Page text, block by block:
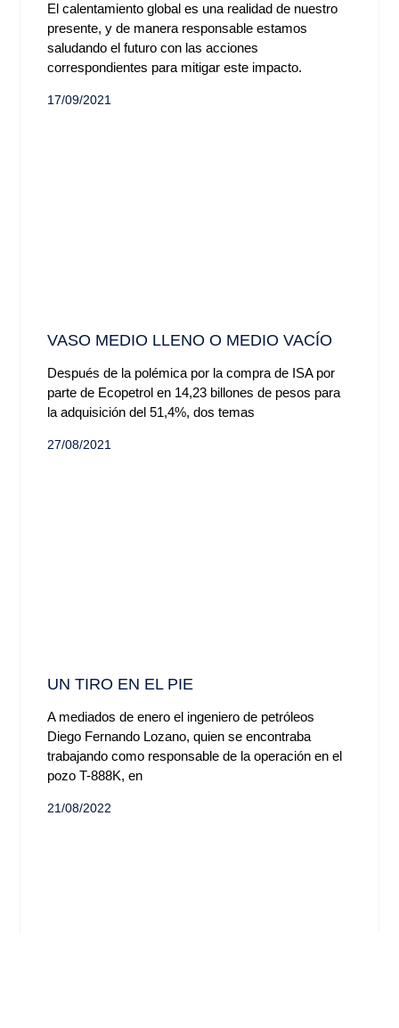
El calentamiento global es una realidad de nuestro
presente, y de manera responsable estamos
saludando el futuro con las acciones
correspondientes para mitigar este impacto.
17/09/2021
VASO MEDIO LLENO O MEDIO VACÍO
Después de la polémica por la compra de ISA por
parte de Ecopetrol en 14,23 billones de pesos para
la adquisición del 51,4%, dos temas
27/08/2021
UN TIRO EN EL PIE
A mediados de enero el ingeniero de petróleos
Diego Fernando Lozano, quien se encontraba
trabajando como responsable de la operación en el
pozo T-888K, en
21/08/2022